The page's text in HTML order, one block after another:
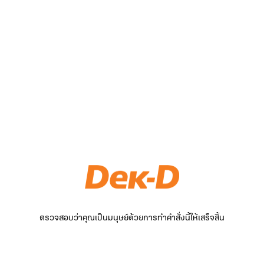
ตรวจสอบว่าคุณเป็นมนุษย์ด้วยการทำคำสั่งนี้ให้เสร็จสิ้น